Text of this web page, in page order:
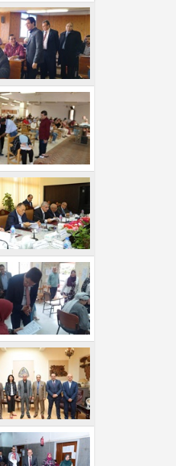
العائلية